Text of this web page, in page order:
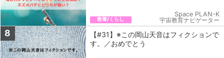
教養/くらし
Space PLAN-K
宇宙教育ナビゲーター
8
【#31】※この岡山天音はフィクションで
す。／おめでとう